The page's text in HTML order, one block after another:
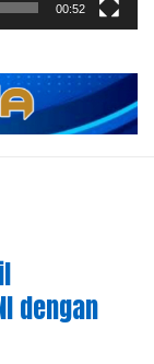
00:52
dengan